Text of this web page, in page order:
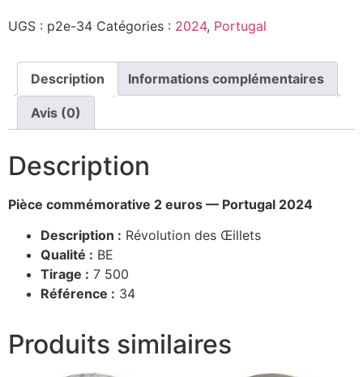
UGS : p2e-34 Catégories : 2024, Portugal
Description Informations complémentaires
Avis (0)
Description
Pièce commémorative 2 euros — Portugal 2024
Description : Révolution des Œillets
Qualité : BE
Tirage : 7 500
Référence : 34
Produits similaires